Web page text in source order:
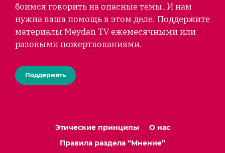
боимся говорить на опасные темы. И нам
нужна ваша помощь в этом деле. Поддержите
материалы Meydan TV ежемесячными или
разовыми пожертвованиями.
Поддержать
Этические принципы
О нас
Правила раздела “Мнение”